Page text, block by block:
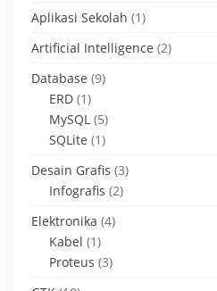
Aplikasi Sekolah (1)
Artificial Intelligence (2)
Database (9)
ERD (1)
MySQL (5)
SQLite (1)
Desain Grafis (3)
Infografis (2)
Elektronika (4)
Kabel (1)
Proteus (3)